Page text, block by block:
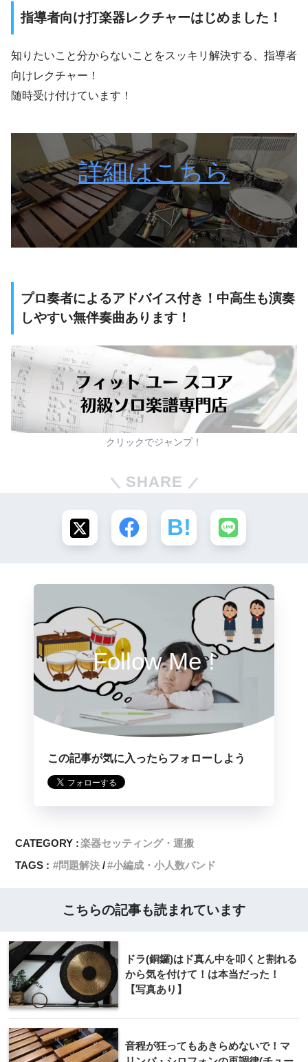
指導者向け打楽器レクチャーはじめました！
知りたいこと分からないことをスッキリ解決する、指導者
向けレクチャー！
随時受け付けています！
詳細はこちら
プロ奏者によるアドバイス付き！中高生も演奏
しやすい無伴奏曲あります！
クリックでジャンプ！
SHARE
Follow Me !
この記事が気に入ったらフォローしよう
CATEGORY :楽器セッティング・運搬
TAGS :
問題解決 小編成・小人数バンド
こちらの記事も読まれています
ドラ(銅鑼)はド真ん中を叩くと割れる
から気を付けて！は本当だった！
【写真あり】
音程が狂ってもあきらめないで！マ